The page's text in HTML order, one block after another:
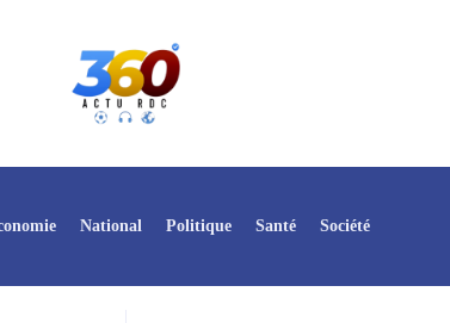
National Politique Santé Société